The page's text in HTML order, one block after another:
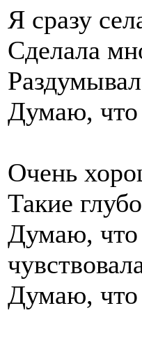
Я сразу
Сделала
Думаю, что
Очень
Такие
Думаю, что
Думаю, что